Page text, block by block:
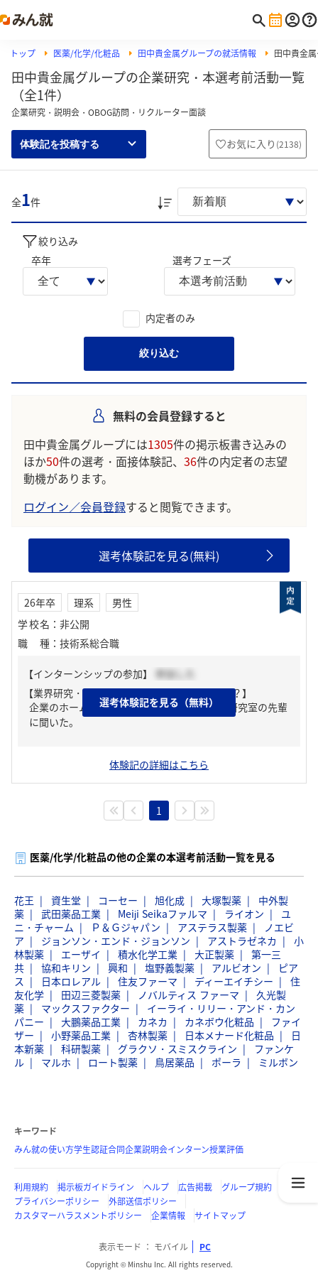
トップ 医薬/化学/化粧品 田中貴金属グループの就活情報 田中貴金
田中貴金属グループの企業研究・本選考前活動一覧
（全1件）
企業研究・説明会・OBOG訪問・リクルーター面談
体験記を投稿する お気に入り (2138)
全1件
絞り込み
卒年
選考フェーズ
内定者のみ
絞り込む
無料の会員登録すると
田中貴金属グループには1305件の掲示板書き込みの
ほか50件の選考・面接体験記、 36件の内定者の志望
動機があります。
ログイン／会員登録すると閲覧できます。
選考体験記を見る(無料)
26年卒 理系
男性
学校名 ： 非公開
職種 ： 技術系総合職
【インターンシップの参加】
参加した
【業界研究・企業研究はどんな風にしましたか？】
企業のホームページと同じ業界内に就職する研究室の先輩
に聞いた。
選考体験記を見る（無料）
体験記の詳細はこちら
1
医薬/化学/化粧品の他の企業の本選考前活動一覧を見る
花王 資生堂 コーセー 旭化成 大塚製薬
中外製
薬
武田薬品工業 Meiji Seikaファルマ ライオン
ユ
ニ・チャーム
Ｐ＆Ｇジャパン アステラス製薬
ノエビ
ア
ジョンソン・エンド・ジョンソン アストラゼネカ
小
林製薬
エーザイ 積水化学工業 大正製薬
第一三
共
協和キリン 興和 塩野義製薬 アルビオン
ピア
ス
日本ロレアル 住友ファーマ ディーエイチシー
住
友化学
田辺三菱製薬 ノバルティス ファーマ
久光製
薬
マックスファクター
イーライ・リリー・アンド・カン
パニー
大鵬薬品工業 カネカ カネボウ化粧品
ファイ
ザー
小野薬品工業 杏林製薬 日本メナード化粧品
日
本新薬
科研製薬 グラクソ・スミスクライン
ファンケ
ル
マルホ ロート製薬 鳥居薬品 ポーラ ミルボン
キーワード
みん就の使い方学生認証合同企業説明会インターン授業評価
利用規約 掲示板ガイドライン ヘルプ 広告掲載
グループ規約
プライバシーポリシー
外部送信ポリシー
カスタマーハラスメントポリシー
企業情報 サイトマップ
表示モード モバイル PC
Copyright © Minshu Inc. All rights reserved.